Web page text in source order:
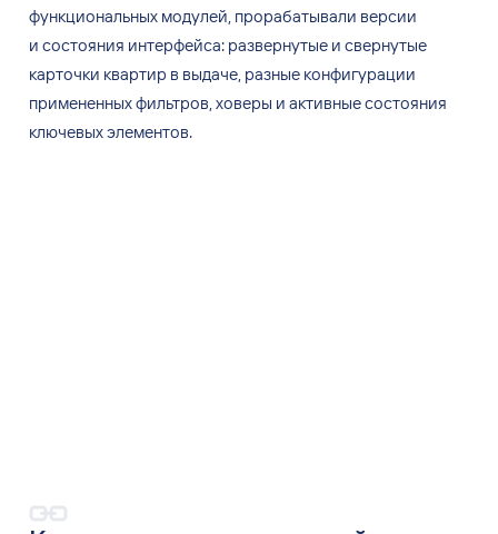
функциональных модулей, прорабатывали версии
и состояния интерфейса: развернутые и свернутые
карточки квартир в выдаче, разные конфигурации
примененных фильтров, ховеры и активные состояния
ключевых элементов.